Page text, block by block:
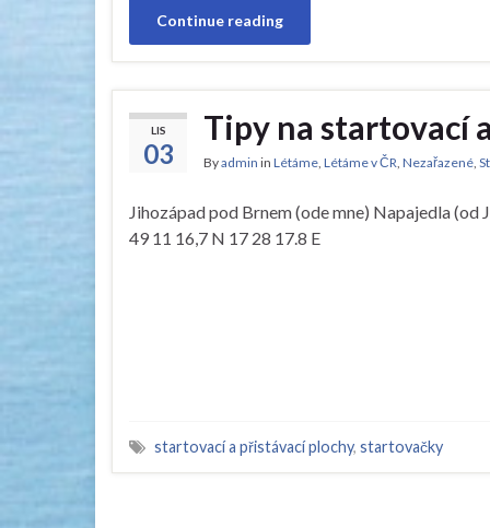
Continue reading
LIS
03
Tipy na startovací
Byadmin in Létáme Létáme v ČR Nezařazené
Jihozápad pod Brnem (ode mne) Napajedla (od
49 11 16,7 N 17 28 17.8 E
startovací a přistávací plochy, startovačky